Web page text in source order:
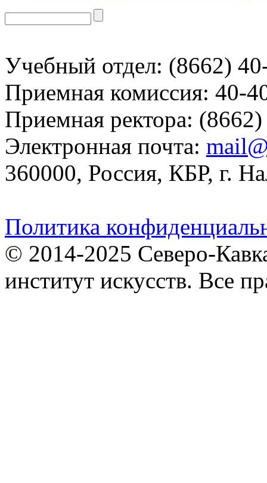
Учебный отдел: (8662)
Приемная комиссия: 40-
Приемная ректора:
Электронная почта:
360000, Россия, КБР, г.
Политика
© 2014-2025 Северо-
институт искусств. Все